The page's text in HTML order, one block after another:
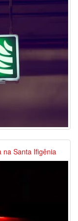
na Santa Ifigênia